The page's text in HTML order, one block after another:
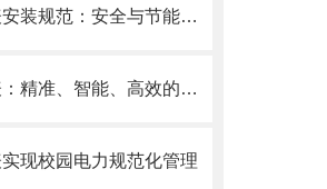
高校宿舍电表安装规范：安全与节能并重
远程计量电表：精准、智能、高效的能源守护者
现校园电力规范化管理